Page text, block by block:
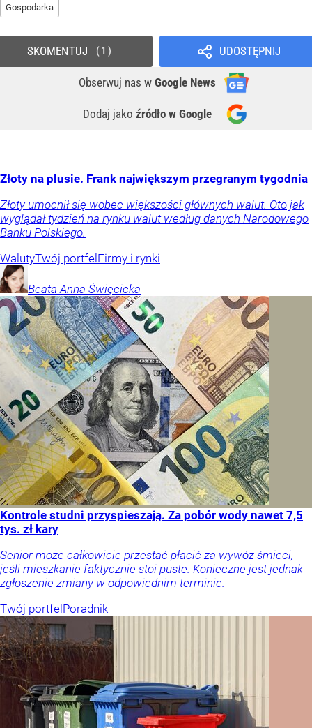
Gospodarka
UDOSTĘPNIJ
Obserwuj nas w Google News
Dodaj jako źródło w Google
SKOMENTUJ 1
Złoty na plusie. Frank największym przegranym tygodnia
Złoty umocnił się wobec większości głównych walut. Oto jak
wyglądał tydzień na rynku walut według danych Narodowego
Banku Polskiego.
WalutyTwój portfelFirmy i rynki
Beata Anna Święcicka
Kontrole studni przyspieszają. Za pobór wody nawet 7,5
tys. zł kary
Senior może całkowicie przestać płacić za wywóz śmieci,
jeśli mieszkanie faktycznie stoi puste. Konieczne jest jednak
zgłoszenie zmiany w odpowiednim terminie.
Twój portfelPoradnik